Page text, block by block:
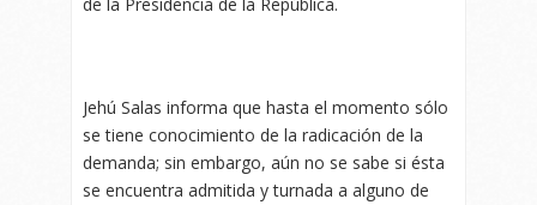
Jehú Salas informa que hasta el momento sólo
se tiene conocimiento de la radicación de la
demanda; sin embargo, aún no se sabe si ésta
se encuentra admitida y turnada a alguno de